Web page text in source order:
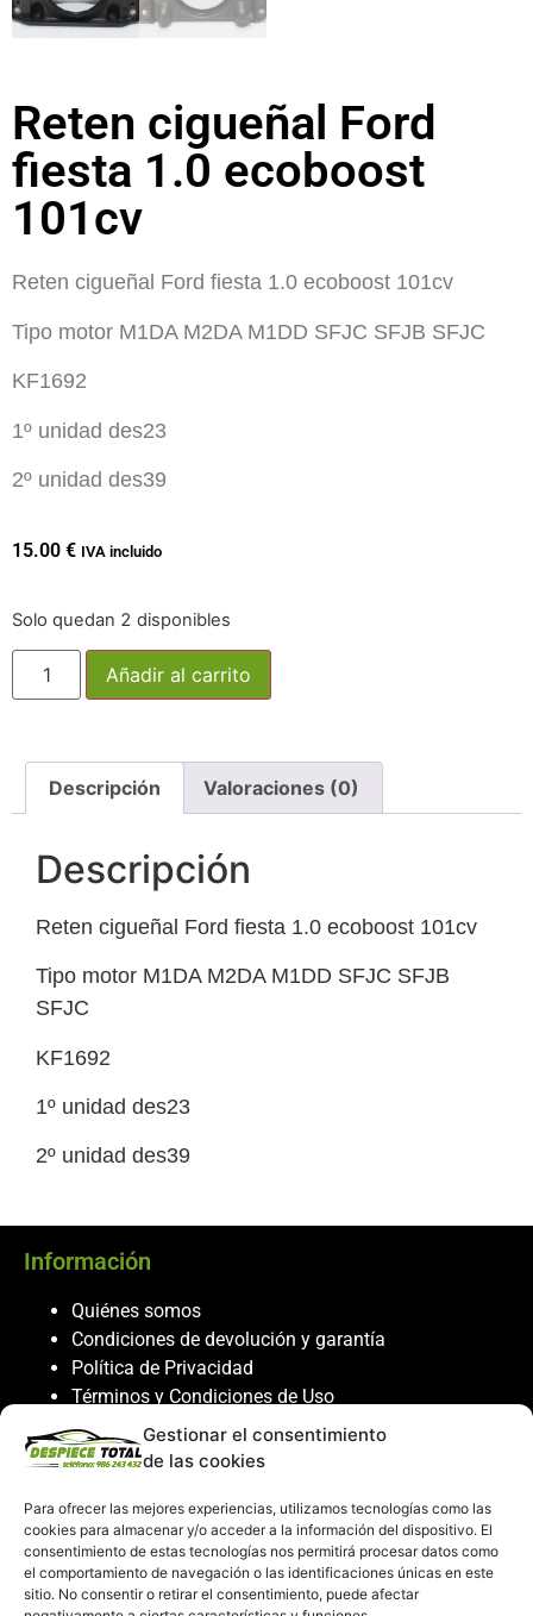
Gestionar el consentimiento
de las cookies
Para ofrecer las mejores experiencias, utilizamos tecnologías como las
cookies para almacenar y/o acceder a la información del dispositivo. El
consentimiento de estas tecnologías nos permitirá procesar datos como
el comportamiento de navegación o las identificaciones únicas en este
sitio. No consentir o retirar el consentimiento, puede afectar
Reten cigueñal Ford
fiesta 1.0 ecoboost
101cv
Reten cigueñal Ford fiesta 1.0 ecoboost 101cv
Tipo motor M1DA M2DA M1DD SFJC SFJB SFJC
KF1692
1º unidad des23
2º unidad des39
15.00 € IVA incluido
Solo quedan 2 disponibles
Añadir al carrito
Descripción Valoraciones (0)
Descripción
Reten cigueñal Ford fiesta 1.0 ecoboost 101cv
Tipo motor M1DA M2DA M1DD SFJC SFJB
SFJC
KF1692
1º unidad des23
2º unidad des39
Información
Quiénes somos
Condiciones de devolución y garantía
Política de Privacidad
Términos y Condiciones de Uso
Política de Cookies
Servicio al cliente
Contacto
986 243 432
608 867 074
recambiosdespiecetotal@gmail.com